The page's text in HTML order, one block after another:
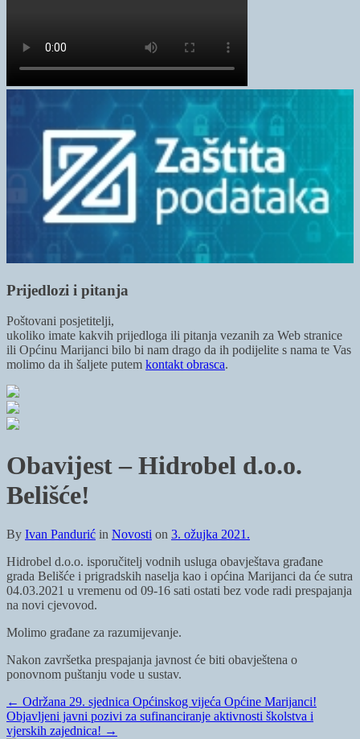
Prijedlozi i pitanja
Poštovani posjetitelji,
ukoliko imate kakvih prijedloga ili pitanja vezanih za Web stranice
ili Općinu Marijanci bilo bi nam drago da ih podijelite s nama te Vas
molimo da ih šaljete putem kontakt obrasca.
Obavijest – Hidrobel d.o.o.
Belišće!
By Ivan Pandurić in Novosti on 3. ožujka 2021.
Hidrobel d.o.o. isporučitelj vodnih usluga obavještava građane
grada Belišće i prigradskih naselja kao i općina Marijanci da će sutra
04.03.2021 u vremenu od 09-16 sati ostati bez vode radi prespajanja
na novi cjevovod.
Molimo građane za razumijevanje.
Nakon završetka prespajanja javnost će biti obavještena o
ponovnom puštanju vode u sustav.
← Održana 29. sjednica Općinskog vijeća Općine Marijanci!
Objavljeni javni pozivi za sufinanciranje aktivnosti školstva i
vjerskih zajednica! →